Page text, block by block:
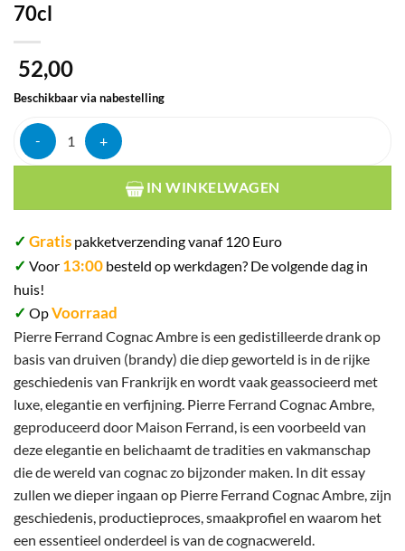
70cl
52,00
Beschikbaar via nabestelling
Pierre ferrand ambre cognac 10y 40% 70cl aantal
IN WINKELWAGEN
✓ Gratis pakketverzending vanaf 120 Euro
✓ Voor 13:00 besteld op werkdagen? De volgende dag in
huis!
✓ OpVoorraad
Pierre Ferrand Cognac Ambre is een gedistilleerde drank op
basis van druiven (brandy) die diep geworteld is in de rijke
geschiedenis van Frankrijk en wordt vaak geassocieerd met
luxe, elegantie en verfijning. Pierre Ferrand Cognac Ambre,
geproduceerd door Maison Ferrand, is een voorbeeld van
deze elegantie en belichaamt de tradities en vakmanschap
die de wereld van cognac zo bijzonder maken. In dit essay
zullen we dieper ingaan op Pierre Ferrand Cognac Ambre, zijn
geschiedenis, productieproces, smaakprofiel en waarom het
een essentieel onderdeel is van de cognacwereld.